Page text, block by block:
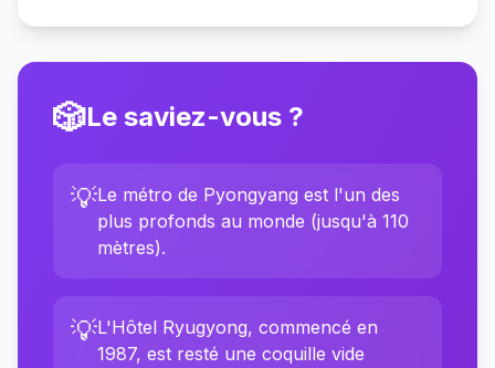
🎲Le saviez-vous ?
💡Le métro de Pyongyang est l'un des
plus profonds au monde (jusqu'à 110
mètres).
💡L'Hôtel Ryugyong, commencé en
1987, est resté une coquille vide